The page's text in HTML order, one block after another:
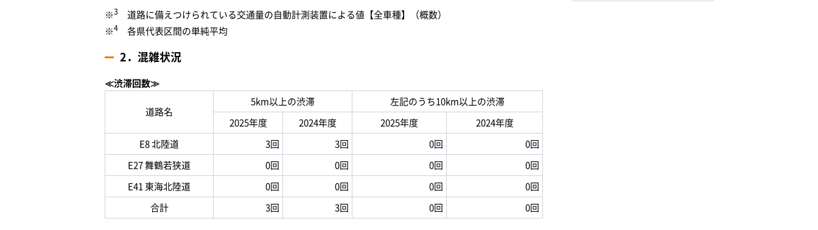
※3 道路に備えつけられている交通量の自動計測装置による値【全車種】（概数）
※4 各県代表区間の単純平均
2．混雑状況
≪渋滞回数≫
道路名
5km以上の渋滞
左記のうち10km以上の渋滞
2025年度
2024年度 2025年度
2024年度
E8 北陸道
3回 3回 0回
0回
E27 舞鶴若狭道
0回 0回 0回
0回
E41 東海北陸道
0回 0回 0回
0回
合計
3回 3回 0回 0回